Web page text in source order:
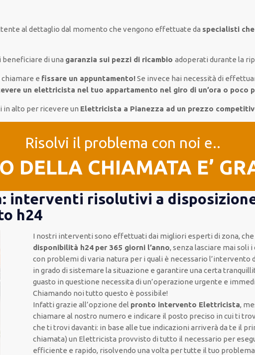
al dettaglio dal momento che vengono effettuate da specialisti
beneficiare di una garanzia sui pezzi di ricambioadoperati durante la
chiamare e fissare un appuntamento!Se invece hai necessità di
un elettricista nel tuo appartamento nel giro di un’ora o poco
in alto per ricevere un Elettricista a Pianezza ad un prezzo
Risolvi il problema con noi e..
DELLA CHIAMATA E’
interventi risolutivi a
h24
I nostri interventi sono effettuati dai migliori esperti di zona,
disponibilità h24 per 365 giorni l’anno, senza lasciare mai soli
con problemi di varia natura per i quali è necessario l’intervento
in grado di sistemare la situazione e garantire una certa
guasto in questione necessita di un’operazione urgente e
Chiamando noi tutto questo è possibile!
Infatti grazie all’opzione del pronto intervento Elettricista,
chiamare al nostro numero e indicare il posto preciso in cui ti
che ti trovi davanti: in base alle tue indicazioni arriverà da te il
chiamata) un Elettricista provvisto di tutto il necessario per
efficiente e rapido, risolvendo una volta per tutte il tuo